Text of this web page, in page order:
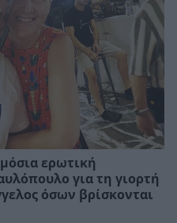
ερωτική
για τη γιορτή
όσων βρίσκονται